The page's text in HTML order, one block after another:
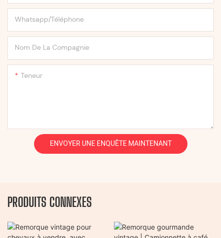
Whatsapp/Téléphone
Nom De La Compagnie
Teneur
ENVOYER UNE ENQUÊTE MAINTENANT
PRODUITS CONNEXES